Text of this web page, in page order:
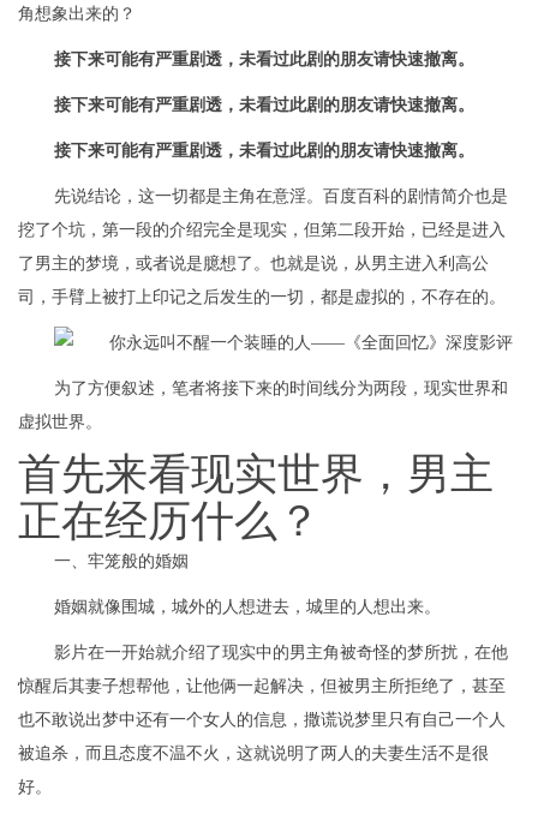
角想象出来的？
接下来可能有严重剧透，未看过此剧的朋友请快速撤离。
接下来可能有严重剧透，未看过此剧的朋友请快速撤离。
接下来可能有严重剧透，未看过此剧的朋友请快速撤离。
先说结论，这一切都是主角在意淫。百度百科的剧情简介也是
挖了个坑，第一段的介绍完全是现实，但第二段开始，已经是进入
了男主的梦境，或者说是臆想了。也就是说，从男主进入利高公
司，手臂上被打上印记之后发生的一切，都是虚拟的，不存在的。
为了方便叙述，笔者将接下来的时间线分为两段，现实世界和
虚拟世界。
首先来看现实世界，男主
正在经历什么？
一、牢笼般的婚姻
婚姻就像围城，城外的人想进去，城里的人想出来。
影片在一开始就介绍了现实中的男主角被奇怪的梦所扰，在他
惊醒后其妻子想帮他，让他俩一起解决，但被男主所拒绝了，甚至
也不敢说出梦中还有一个女人的信息，撒谎说梦里只有自己一个人
被追杀，而且态度不温不火，这就说明了两人的夫妻生活不是很
好。